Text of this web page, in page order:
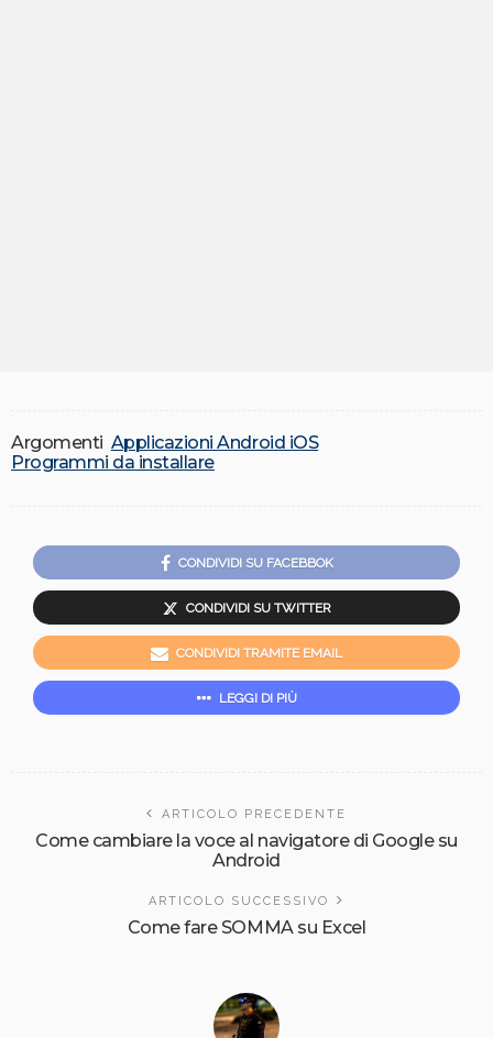
Argomenti Applicazioni Android iOS
Programmi da installare
CONDIVIDI SU FACEBBOK
CONDIVIDI SU TWITTER
CONDIVIDI TRAMITE EMAIL
LEGGI DI PIÙ
ARTICOLO PRECEDENTE
Come cambiare la voce al navigatore di Google su
Android
ARTICOLO SUCCESSIVO
Come fare SOMMA su Excel